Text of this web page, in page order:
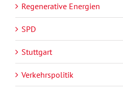
Regenerative Energien
SPD
Stuttgart
Verkehrspolitik